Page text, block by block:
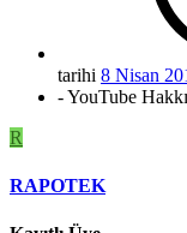
tarihi 8 Nisan
- YouTube
R
RAPOTEK